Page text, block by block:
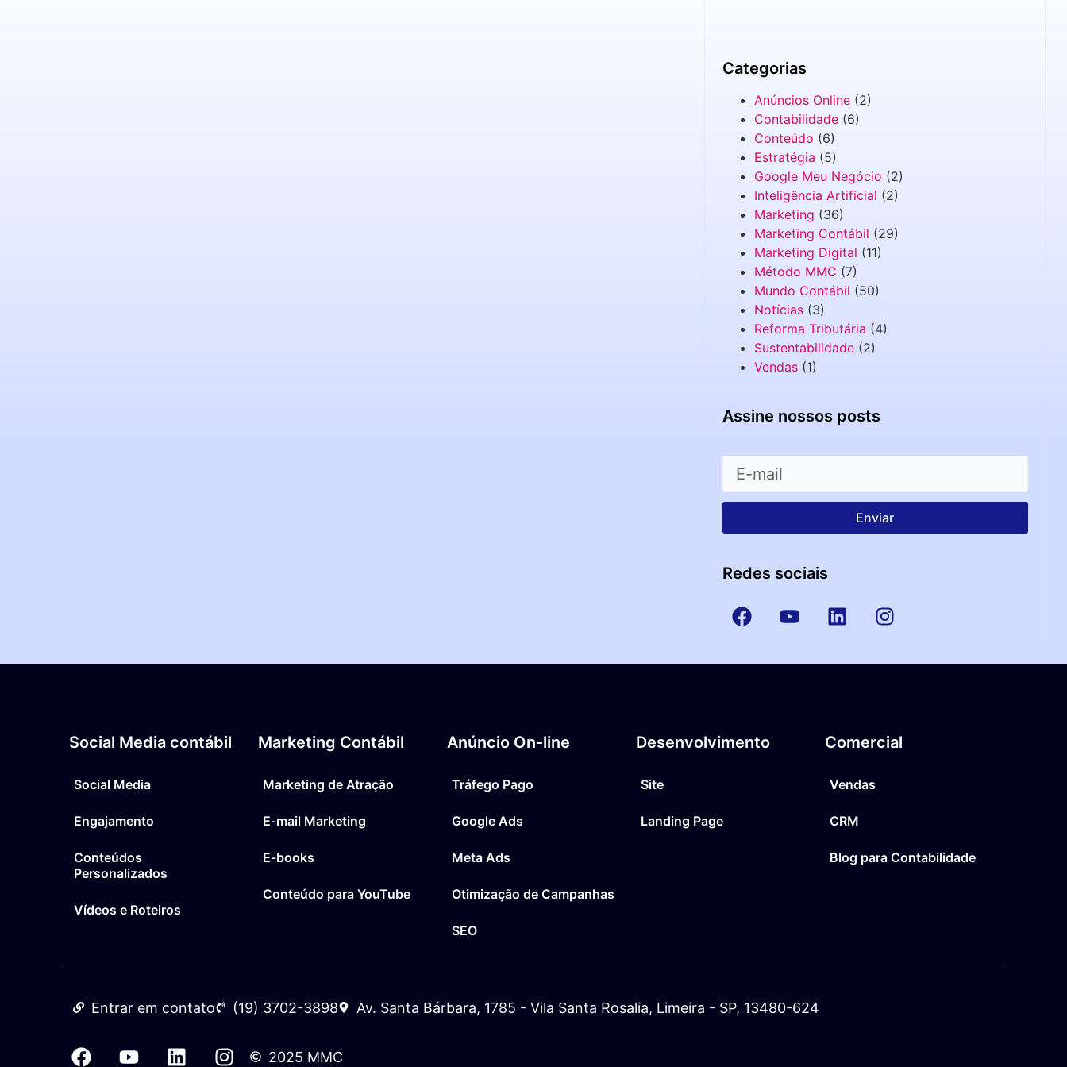
Categorias
Anúncios Online(2)
Contabilidade(6)
Conteúdo (6)
Estratégia (5)
Google Meu Negócio (2)
Inteligência Artificial (2)
Marketing (36)
Marketing Contábil (29)
Marketing Digital (11)
Método MMC (7)
Mundo Contábil (50)
Notícias(3)
Reforma Tributária (4)
Sustentabilidade(2)
Vendas(1)
Assine nossos posts
Enviar
Redes sociais
Social Media contábil
Social Media
Engajamento
Conteúdos
Personalizados
Vídeos e Roteiros
Marketing Contábil
Marketing de Atração
E-mail Marketing
E-books
Conteúdo para YouTube
Anúncio On-line
Tráfego Pago
Google Ads
Meta Ads
Otimização de Campanhas
SEO
Desenvolvimento
Site
Landing Page
Comercial
Vendas
CRM
Blog para Contabilidade
Entrar em contato (19) 3702-3898 Av. Santa Bárbara, 1785 - Vila Santa Rosalia, Limeira - SP, 13480-624
2025 MMC